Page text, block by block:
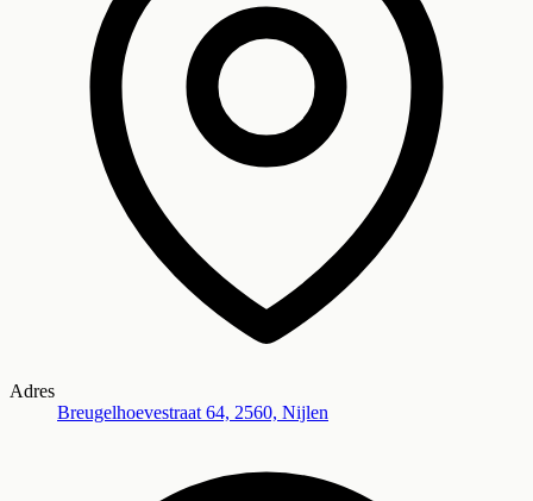
Adres
Breugelhoevestraat 64, 2560, Nijlen